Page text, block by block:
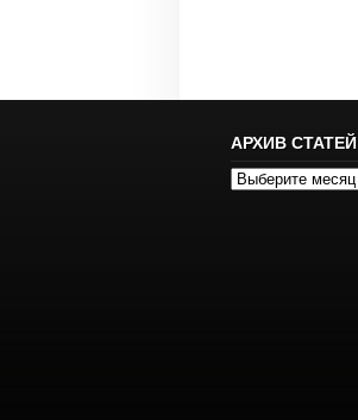
АРХИВ СТАТЕЙ
Архив